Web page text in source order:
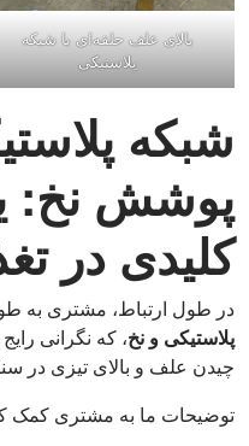
بالای علف حلقه‌ای با شبکه
پلاستیکی
شبکه
پوشش نخ:
کلیدی در
در طول ارتباط، مشتری به
پلاستیکی و نخ، که نگرانی
چیدن علف و بالای تیزی در
توضیحات ما به مشتری کمک